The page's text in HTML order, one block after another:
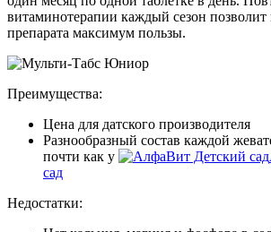
витаминотерапии каждый сезон позволит
препарата максимум пользы.
Преимущества:
Цена для датского производителя
Разнообразный состав каждой
почти как у
сад
Недостатки: